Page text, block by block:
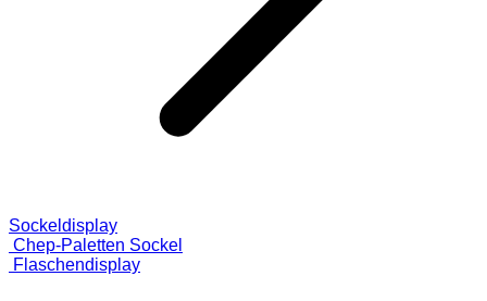
Sockeldisplay
Chep-Paletten Sockel
Flaschendisplay